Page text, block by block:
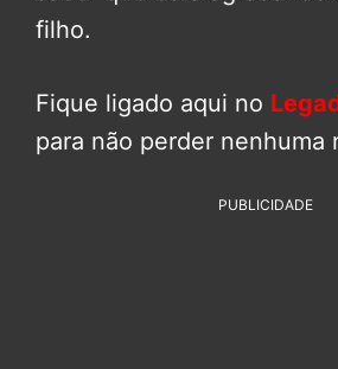
filho.
Fique ligado aqui no
para não perder nenhuma
PUBLICIDADE